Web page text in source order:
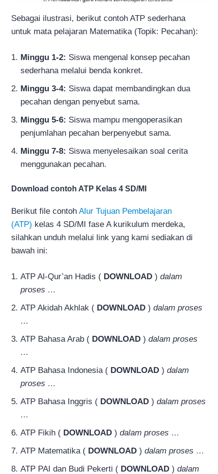
Sebagai ilustrasi, berikut contoh ATP sederhana
untuk mata pelajaran Matematika (Topik: Pecahan):
Minggu 1-2: Siswa mengenal konsep pecahan
sederhana melalui benda konkret.
Minggu 3-4: Siswa dapat membandingkan dua
pecahan dengan penyebut sama.
Minggu 5-6: Siswa mampu mengoperasikan
penjumlahan pecahan berpenyebut sama.
Minggu 7-8: Siswa menyelesaikan soal cerita
menggunakan pecahan.
Download contoh ATP Kelas 4 SD/MI
Berikut file contoh Alur Tujuan Pembelajaran
(ATP) kelas 4 SD/MI fase A kurikulum merdeka,
silahkan unduh melalui link yang kami sediakan di
bawah ini:
ATP Al-Qur’an Hadis ( DOWNLOAD) dalam
proses …
ATP Akidah Akhlak ( DOWNLOAD) dalam proses
…
ATP Bahasa Arab ( DOWNLOAD) dalam proses
…
ATP Bahasa Indonesia ( DOWNLOAD) dalam
proses …
ATP Bahasa Inggris ( DOWNLOAD) dalam proses
…
ATP Fikih ( DOWNLOAD) dalam proses …
ATP Matematika ( DOWNLOAD) dalam proses …
ATP PAI dan Budi Pekerti ( DOWNLOAD) dalam